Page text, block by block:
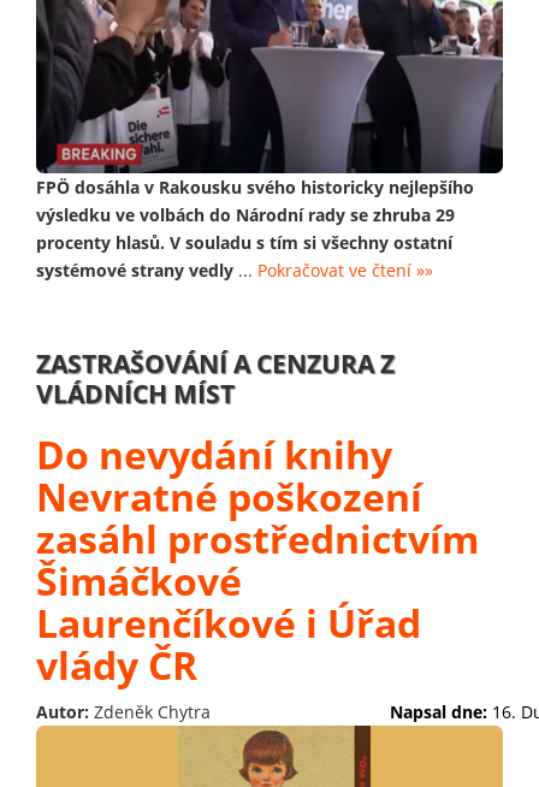
FPÖ dosáhla v Rakousku svého historicky nejlepšího
výsledku ve volbách do Národní rady se zhruba 29
procenty hlasů. V souladu s tím si všechny ostatní
systémové strany vedly ... Pokračovat ve čtení »»
ZASTRAŠOVÁNÍ A CENZURA Z
VLÁDNÍCH MÍST
Do nevydání knihy
Nevratné poškození
zasáhl prostřednictvím
Šimáčkové
Laurenčíkové i Úřad
vlády ČR
Autor: Zdeněk Chytra Napsal dne: 16.